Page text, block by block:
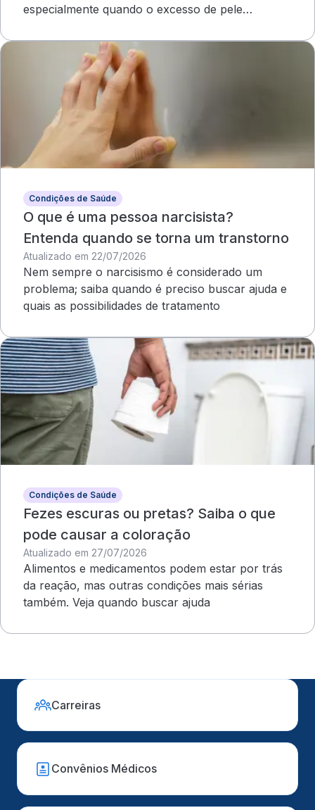
especialmente quando o excesso de pele
Condições de Saúde
O que é uma pessoa narcisista?
Entenda quando se torna um transtorno
Atualizado em 22/07/2026
Nem sempre o narcisismo é considerado um
problema; saiba quando é preciso buscar ajuda e
quais as possibilidades de tratamento
Condições de Saúde
Fezes escuras ou pretas? Saiba o que
pode causar a coloração
Atualizado em 27/07/2026
Alimentos e medicamentos podem estar por trás
da reação, mas outras condições mais sérias
também. Veja quando buscar ajuda
Carreiras
Convênios Médicos